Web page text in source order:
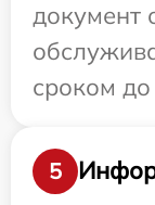
документ
сроком до
5